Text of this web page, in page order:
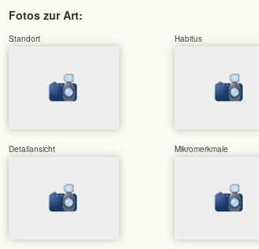
Fotos zur Art:
Standort Habitus
Detailansicht Mikromerkmale